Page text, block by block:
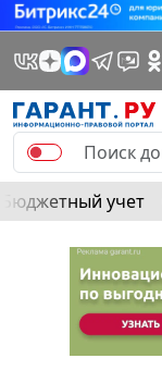
Бюджетный учет